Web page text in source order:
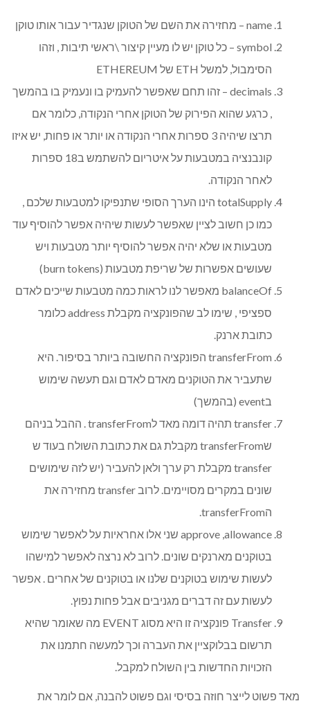
name – מחזירה את השם של הטוקן שנגדיר עבור אותו טוקן
symbol – כל טוקן יש לו מעיין קיצור \ראשי תיבות , וזהו
הסימבול, למשל ETH של ETHEREUM
decimals – זהו תחם שאפשר להעמיק בו ונעמיק בו בהמשך
, כרגע שהוא הפירוק של הטוקן אחרי הנקודה, כלומר אם
תרצו שיהיה 3 ספרות אחרי הנקודה או יותר או פחות, יש איזו
קונבנציה במטבעות על איטריום להשתמש ב18 ספרות
לאחר הנקודה.
totalSupply הינו הערך הסופי שתנפיקו למטבעות שלכם ,
כמו כן חשוב לציין שאפשר לעשות שיהיה אפשר להוסיף עוד
מטבעות או שלא יהיה אפשר להוסיף יותר מטבעות ויש
שעושים אפשרות של שריפת מטבעות (burn tokens)
balanceOf מאפשר לנו לראות כמה מטבעות שייכים לאדם
ספציפי , שימו לב שהפונקציה מקבלת address כלומר
כתובת ארנק.
transferFrom הפונקציה החשובה ביותר בסיפור. היא
שתעביר את הטוקנים מאדם לאדם וגם תעשה שימוש
בevent (בהמשך)
transfer תהיה דומה מאד לtransferFrom . ההבל בניהם
שtransferFrom מקבלת גם את כתובת השולח בעוד ש
transfer מקבלת רק ערך ולאן להעביר (יש לזה שימושים
שונים במקרים מסויימים. לרוב transfer מחזירה את
הtransferFrom.
approve ,allowance שני אלו אחראיות על לאפשר שימוש
בטוקנים מארנקים שונים. לרוב לא נרצה לאפשר למישהו
לעשות שימוש בטוקנים שלנו או בטוקנים של אחרים . אפשר
לעשות עם זה דברים מגניבים אבל פחות נפוץ.
Transfer פונקציה זו היא מסוג EVENT מה שאומר שהיא
תרשום בבלוקציין את העברה וכך למעשה חתמנו את
הזכויות החדשות בין השולח למקבל.
מאד פשוט לייצר חוזה בסיסי וגם פשוט להבנה, אם לומר את